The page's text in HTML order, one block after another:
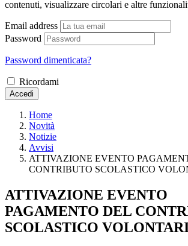
contenuti, visualizzare circolari e altre
Email address
Password
Password dimenticata?
Ricordami
Accedi
Home
Novità
Notizie
Avvisi
ATTIVAZIONE EVENTO
CONTRIBUTO SCOLASTICO
ATTIVAZIONE EVENTO
PAGAMENTO DEL
SCOLASTICO